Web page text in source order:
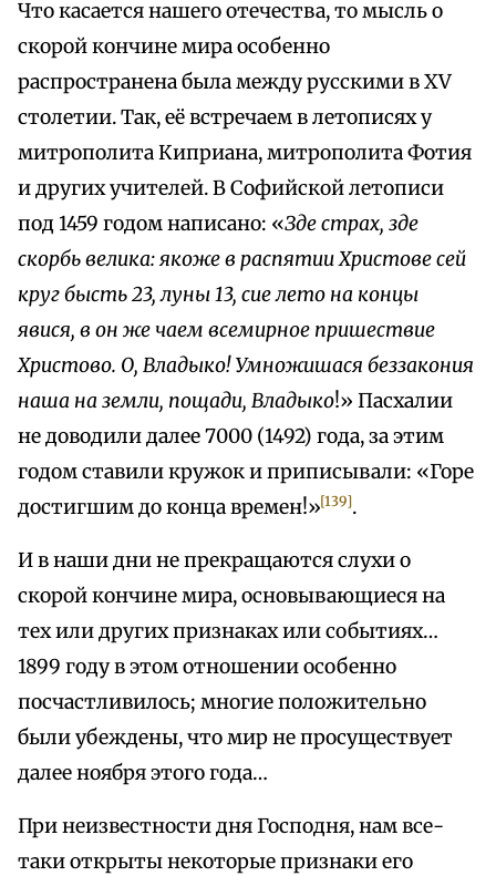
Что касается нашего отечества, то мысль о
скорой кончине мира особенно
распространена была между русскими в XV
столетии. Так, её встречаем в летописях у
митрополита Киприана, митрополита Фотия
и других учителей. В Софийской летописи
под 1459 годом написано: «Здестрах, зде
скорбьвелика:якожев распятииХристовесей
кругбысть23,луны13, сиелето на концы
явися, в он жечаем всемирное пришествие
Христово. О, Владыко!Умножишася беззакония
наша наземли, пощади, Владыко!» Пасхалии
не доводили далее 7000 (1492) года, за этим
годом ставили кружок и приписывали: «Горе
достигшим до конца времен!»[139].
И в наши дни не прекращаются слухи о
скорой кончине мира, основывающиеся на
тех или других признаках или событиях…
1899 году в этом отношении особенно
посчастливилось; многие положительно
были убеждены, что мир не просуществует
далее ноября этого года…
При неизвестности дня Господня, нам все-
таки открыты некоторые признаки его